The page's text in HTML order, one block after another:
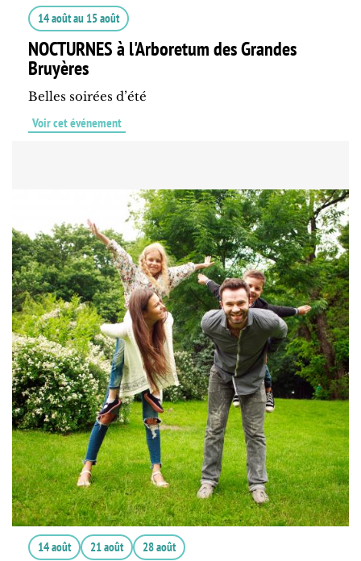
14 aoûtau 15 août
NOCTURNES à l'Arboretum des Grandes
Bruyères
Belles soirées d’été
Voir cet événement
14 août 21 août 28 août